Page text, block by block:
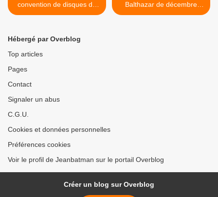
convention de disques de
Rouen le 18/12/2011
Balthazar de décembre
2011 >
Hébergé par Overblog
Top articles
Pages
Contact
Signaler un abus
C.G.U.
Cookies et données personnelles
Préférences cookies
Voir le profil de Jeanbatman sur le portail Overblog
Créer un blog sur Overblog